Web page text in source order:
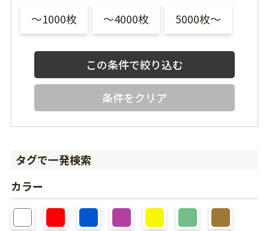
〜1000枚 〜4000枚 5000枚〜
条件をクリア
タグで一発検索
カラー